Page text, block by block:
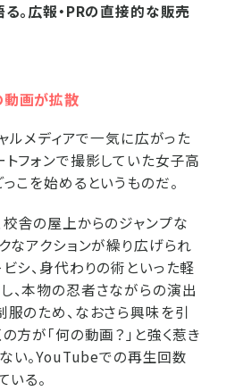
る。広報・PRの直接的な販売
画が拡散
ルメディアで一気に広がった
トフォンで撮影していた女子高
こを始めるというものだ。
校舎の屋上からのジャンプな
なアクションが繰り広げられ
シ、身代わりの術といった軽
、本物の忍者さながらの演出
服のため、なおさら興味を引
方が「何の動画？」と強く惹き
い。YouTubeでの再生回数
る。